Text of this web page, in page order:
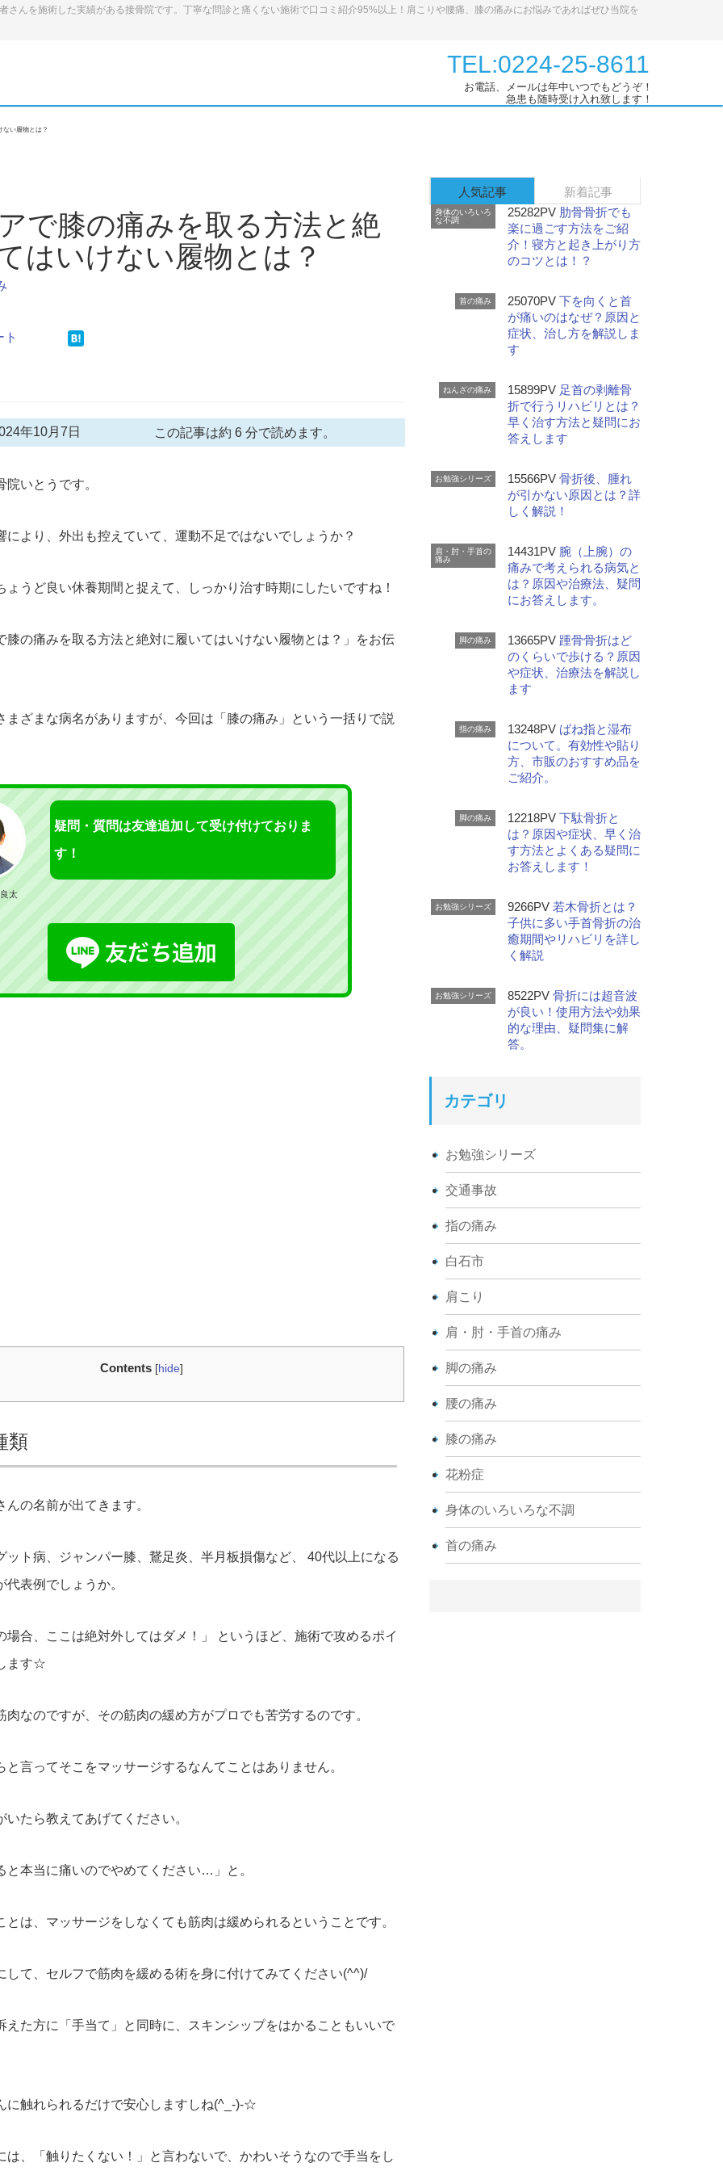
さんを施術した実績がある接骨院です。丁寧な問診と痛くない施術で口コミ紹介95%以上！肩こりや腰痛、膝の痛みにお悩みであればぜひ当院を
TEL:0224-25-8611
お電話、メールは年中いつでもどうぞ！
急患も随時受け入れ致します！
ない履物とは？
で膝の痛みを取る方法と絶
はいけない履物とは？
ト
年10月7日 この記事は約 6 分で読めます。
いとうです。
により、外出も控えていて、運動不足ではないでしょうか？
ょうど良い休養期間と捉えて、しっかり治す時期にしたいですね！
膝の痛みを取る方法と絶対に履いてはいけない履物とは？」をお伝
まざまな病名がありますが、今回は「膝の痛み」という一括りで説
太
疑問・質問は友達追加して受け付けておりま
す！
Contents [hide]
類
の名前が出てきます。
ット病、ジャンパー膝、鵞足炎、半月板損傷など、 40代以上になる
表例でしょうか。
場合、ここは絶対外してはダメ！」 というほど、施術で攻めるポイ
ます☆
肉なのですが、その筋肉の緩め方がプロでも苦労するのです。
と言ってそこをマッサージするなんてことはありません。
たら教えてあげてください。
と本当に痛いのでやめてください…」と。
とは、マッサージをしなくても筋肉は緩められるということです。
して、セルフで筋肉を緩める術を身に付けてみてください(^^)/
えた方に「手当て」と同時に、スキンシップをはかることもいいで
に触れられるだけで安心しますしね(^_-)-☆
は、「触りたくない！」と言わないで、かわいそうなので手当をし
人気記事 新着記事
身体のいろいろ
な不調
25282PV 肋骨骨折でも
楽に過ごす方法をご紹
介！寝方と起き上がり方
のコツとは！？
首の痛み 25070PV 下を向くと首
が痛いのはなぜ？原因と
症状、治し方を解説しま
す
ねんざの痛み 15899PV 足首の剥離骨
折で行うリハビリとは？
早く治す方法と疑問にお
答えします
お勉強シリーズ 15566PV 骨折後、腫れ
が引かない原因とは？詳
しく解説！
肩・肘・手首の
痛み
14431PV 腕（上腕）の
痛みで考えられる病気と
は？原因や治療法、疑問
にお答えします。
脚の痛み 13665PV 踵骨骨折はど
のくらいで歩ける？原因
や症状、治療法を解説し
ます
指の痛み 13248PV ばね指と湿布
について。有効性や貼り
方、市販のおすすめ品を
ご紹介。
脚の痛み 12218PV 下駄骨折と
は？原因や症状、早く治
す方法とよくある疑問に
お答えします！
お勉強シリーズ 9266PV 若木骨折とは？
子供に多い手首骨折の治
癒期間やリハビリを詳し
く解説
お勉強シリーズ 8522PV 骨折には超音波
が良い！使用方法や効果
的な理由、疑問集に解
答。
カテゴリ
お勉強シリーズ
交通事故
指の痛み
白石市
肩こり
肩・肘・手首の痛み
脚の痛み
腰の痛み
膝の痛み
花粉症
身体のいろいろな不調
首の痛み